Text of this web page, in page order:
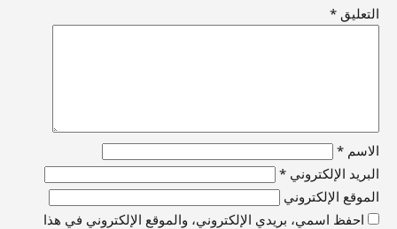
التعليق *
الاسم *
البريد الإلكتروني *
الموقع الإلكتروني
احفظ اسمي، بريدي الإلكتروني، والموقع الإلكتروني في هذا